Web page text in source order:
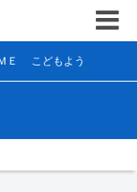
Ｅ こどもよう